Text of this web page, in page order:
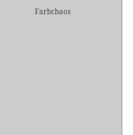
Farbchaos